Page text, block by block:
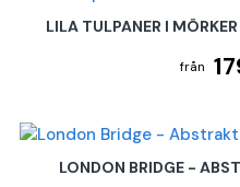
LILA TULPANER I
LONDON BRIDGE -